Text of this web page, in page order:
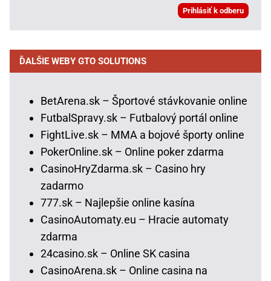
ĎALŠIE WEBY GTO SOLUTIONS
BetArena.sk – Športové stávkovanie online
FutbalSpravy.sk – Futbalový portál online
FightLive.sk – MMA a bojové športy online
PokerOnline.sk – Online poker zdarma
CasinoHryZdarma.sk – Casino hry
zadarmo
777.sk – Najlepšie online kasína
CasinoAutomaty.eu – Hracie automaty
zdarma
24casino.sk – Online SK casina
CasinoArena.sk – Online casina na